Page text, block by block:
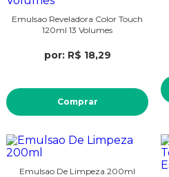
Emulsao Reveladora Color Touch
120ml 13 Volumes
por: R$ 18,29
Comprar
Emulsao De Limpeza 200ml